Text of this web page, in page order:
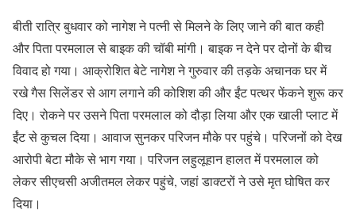
बीती रात्रि बुधवार को नागेश ने पत्नी से मिलने के लिए जाने की बात कही
और पिता परमलाल से बाइक की चॉबी मांगी। बाइक न देने पर दोनों के बीच
विवाद हो गया। आक्रोशित बेटे नागेश ने गुरुवार की तड़के अचानक घर में
रखे गैस सिलेंडर से आग लगाने की कोशिश की और ईंट पत्थर फेंकने शुरू कर
दिए। रोकने पर उसने पिता परमलाल को दौड़ा लिया और एक खाली प्लाट में
ईंट से कुचल दिया। आवाज सुनकर परिजन मौके पर पहुंचे। परिजनों को देख
आरोपी बेटा मौके से भाग गया। परिजन लहुलूहान हालत में परमलाल को
लेकर सीएचसी अजीतमल लेकर पहुंचे, जहां डाक्टरों ने उसे मृत घोषित कर
दिया।